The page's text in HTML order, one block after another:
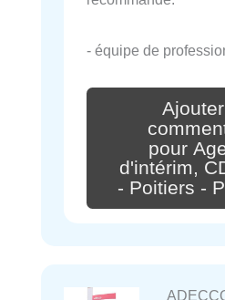
- équipe de
pour
d'intérim,
- Poitiers -